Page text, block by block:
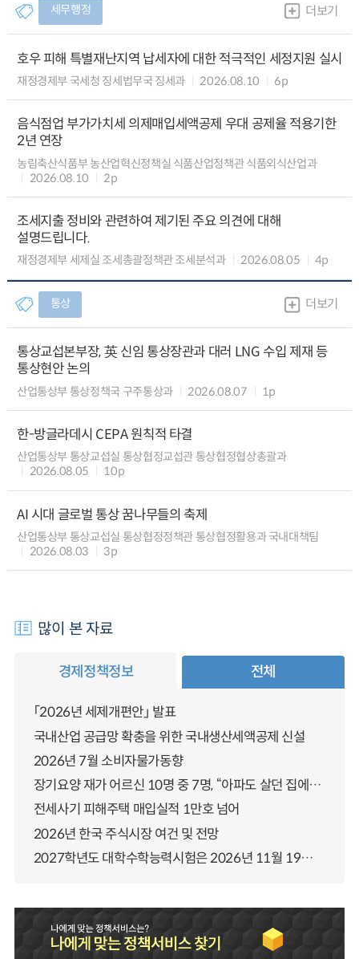
세무행정 더보기
호우 피해 특별재난지역 납세자에 대한 적극적인 세정지원 실시
재정경제부 국세청 징세법무국 징세과 2026.08.10 6p
음식점업 부가가치세 의제매입세액공제 우대 공제율 적용기한
2년 연장
농림축산식품부 농산업혁신정책실 식품산업정책관 식품외식산업과
2026.08.10
2p
조세지출 정비와 관련하여 제기된 주요 의견에 대해
설명드립니다.
재정경제부 세제실 조세총괄정책관 조세분석과 2026.08.05 4p
통상 더보기
통상교섭본부장, 英 신임 통상장관과 대러 LNG 수입 제재 등
통상현안 논의
산업통상부 통상정책국 구주통상과 2026.08.07 1p
한-방글라데시 CEPA 원칙적 타결
산업통상부 통상교섭실 통상협정교섭관 통상협정협상총괄과
2026.08.05
10p
AI 시대 글로벌 통상 꿈나무들의 축제
산업통상부 통상교섭실 통상협정정책관 통상협정활용과 국내대책팀
2026.08.03
3p
많이 본 자료
경제정책정보 전체
「2026년 세제개편안」 발표
국내산업 공급망 확충을 위한 국내생산세액공제 신설
2026년 7월 소비자물가동향
장기요양 재가 어르신 10명 중 7명, “아파도 살던 집에서 살겠다” 「2025년 장기요양실태조사」 결과 발표
전세사기 피해주택 매입실적 1만호 넘어
2026년 한국 주식시장 여건 및 전망
2027학년도 대학수학능력시험은 2026년 11월 19일(목)에 시행됩니다